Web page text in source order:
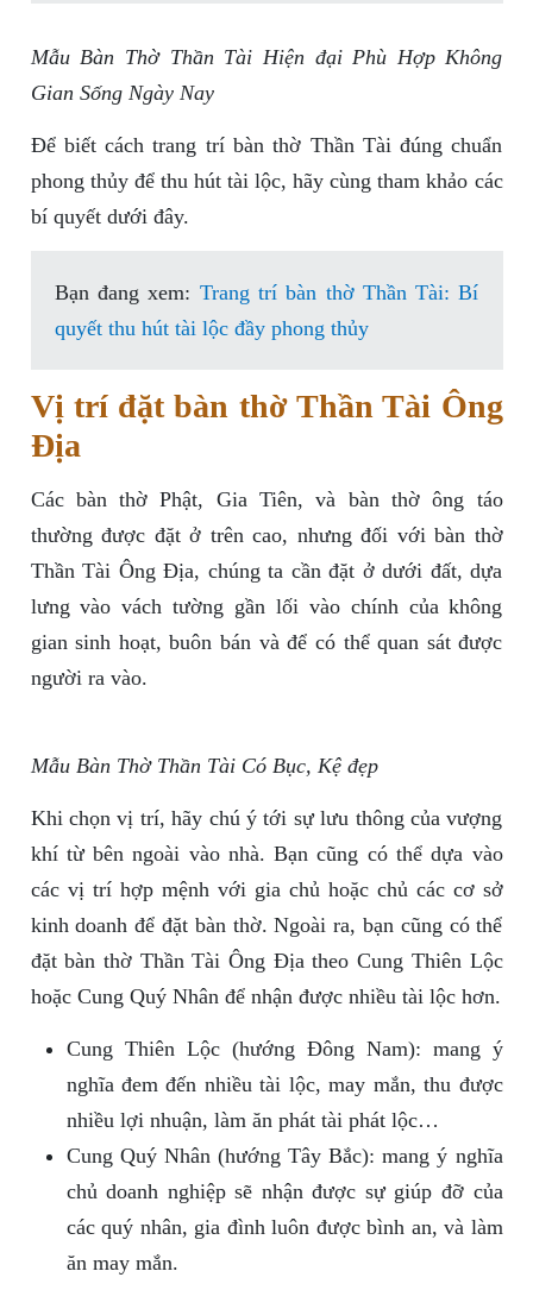
Mẫu Bàn Thờ Thần Tài Hiện đại Phù Hợp Không
Gian Sống Ngày Nay
Để biết cách trang trí bàn thờ Thần Tài đúng chuẩn
phong thủy để thu hút tài lộc, hãy cùng tham khảo các
bí quyết dưới đây.
Bạn đang xem: Trang trí bàn thờ Thần Tài: Bí
quyết thu hút tài lộc đầy phong thủy
Vị trí đặt bàn thờ Thần Tài Ông
Địa
Các bàn thờ Phật, Gia Tiên, và bàn thờ ông táo
thường được đặt ở trên cao, nhưng đối với bàn thờ
Thần Tài Ông Địa, chúng ta cần đặt ở dưới đất, dựa
lưng vào vách tường gần lối vào chính của không
gian sinh hoạt, buôn bán và để có thể quan sát được
người ra vào.
Mẫu Bàn Thờ Thần Tài Có Bục, Kệ đẹp
Khi chọn vị trí, hãy chú ý tới sự lưu thông của vượng
khí từ bên ngoài vào nhà. Bạn cũng có thể dựa vào
các vị trí hợp mệnh với gia chủ hoặc chủ các cơ sở
kinh doanh để đặt bàn thờ. Ngoài ra, bạn cũng có thể
đặt bàn thờ Thần Tài Ông Địa theo Cung Thiên Lộc
hoặc Cung Quý Nhân để nhận được nhiều tài lộc hơn.
Cung Thiên Lộc (hướng Đông Nam): mang ý
nghĩa đem đến nhiều tài lộc, may mắn, thu được
nhiều lợi nhuận, làm ăn phát tài phát lộc…
Cung Quý Nhân (hướng Tây Bắc): mang ý nghĩa
chủ doanh nghiệp sẽ nhận được sự giúp đỡ của
các quý nhân, gia đình luôn được bình an, và làm
ăn may mắn.